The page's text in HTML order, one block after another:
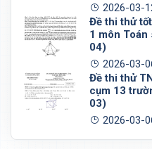
2026-03-
Đề thi thử
1 môn Toán
04)
2026-03-
Đề thi thử
cụm 13
03)
2026-03-